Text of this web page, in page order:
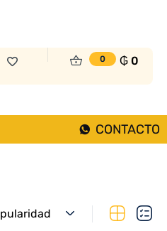
0 ₲0
CONTACTO